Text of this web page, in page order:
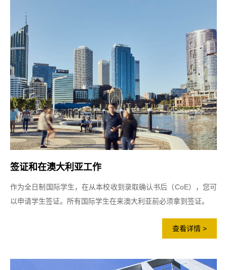
签证和在澳大利亚工作
作为全日制国际学生，在从本校收到录取确认书后（CoE），您可
以申请学生签证。所有国际学生在来澳大利亚前必须拿到签证。
查看详情 >